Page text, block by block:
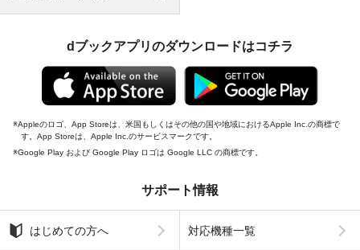
dブックアプリのダウンロードはコチラ
Appleのロゴ、App Storeは、米国もしくはその他の国や地域におけるApple Inc.の商標で
す。App Storeは、Apple Inc.のサービスマークです。
Google Play および Google Play ロゴは Google LLC の商標です。
サポート情報
はじめての方へ 対応機種一覧